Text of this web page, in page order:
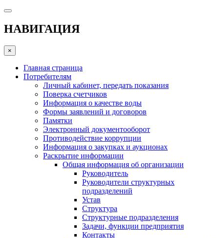
НАВИГАЦИЯ
×
Главная страница
Потребителям
Личный кабинет, передать показания
Поверка счетчиков
Информация о качестве воды
Формы заявлений и договоров
Памятки
Электронный документооборот
Противодействие коррупции
Информация о закупках и аукционах
Раскрытие информации
Общая информация об организации
Руководитель
Руководители структурных
подразделений
Устав
Структура
Структурные подразделения
Задачи, функции предприятия
Контакты